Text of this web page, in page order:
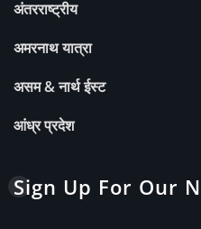
अंतरराष्ट्रीय
अमरनाथ यात्रा
असम & नार्थ ईस्ट
आंध्र प्रदेश
Sign Up For Our